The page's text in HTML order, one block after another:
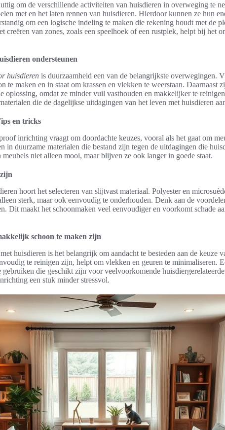
om de verschillende activiteiten van huisdieren in overweging te
met en het laten rennen van huisdieren. Hierdoor kunnen ze hun
om een logische indeling te maken die rekening houdt met de
creëren van zones, zoals een speelhoek of een rustplek, helpt bij het
ondersteunen
huisdieren is duurzaamheid een van de belangrijkste overwegingen.
te maken en in staat om krassen en vlekken te weerstaan. Daarnaast
oplossing, omdat ze minder vuil vasthouden en makkelijker te
die de dagelijkse uitdagingen van het leven met huisdieren
en tricks
inrichting vraagt om doordachte keuzes, vooral als het gaat om
in duurzame materialen die bestand zijn tegen de uitdagingen die
niet alleen mooi, maar blijven ze ook langer in goede staat.
hoort het selecteren van slijtvast materiaal. Polyester en
sterk, maar ook eenvoudig te onderhouden. Denk aan de
Dit maakt het schoonmaken veel eenvoudiger en voorkomt schade
schoon te maken zijn
huisdieren is het belangrijk om aandacht te besteden aan de keuze
te reinigen zijn, helpt om vlekken en geuren te minimaliseren.
gebruiken die geschikt zijn voor veelvoorkomende
een stuk minder stressvol.